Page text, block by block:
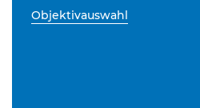
Objektivauswahl